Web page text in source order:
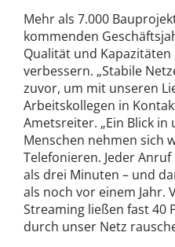
Mehr als 7.000
kommenden
Qualität und
verbessern. „Stabile
zuvor, um mit unseren
Arbeitskollegen in
Ametsreiter. „Ein Blick in
Menschen nehmen sich
Telefonieren. Jeder
als drei Minuten – und
als noch vor einem Jahr.
Streaming ließen fast 40
durch unser Netz